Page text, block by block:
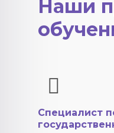
Наши
Специалист